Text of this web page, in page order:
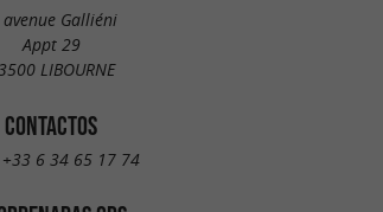
avenue Galliéni
Appt 29
LIBOURNE
CONTACTOS
+33 6 34 65 17 74